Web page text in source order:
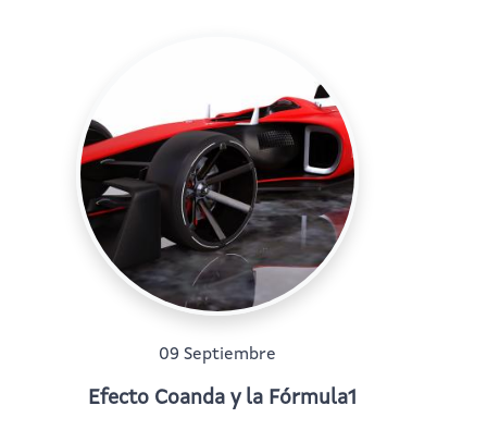
09 Septiembre
Efecto Coanda y la Fórmula1